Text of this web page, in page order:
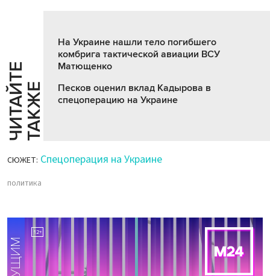
Ч
И
Т
АЙ
Т
Е
Т
А
К
ЖЕ
На Украине нашли тело погибшего
комбрига тактической авиации ВСУ
Матющенко
Песков оценил вклад Кадырова в
спецоперацию на Украине
СЮЖЕТ: Спецоперация на Украине
политика